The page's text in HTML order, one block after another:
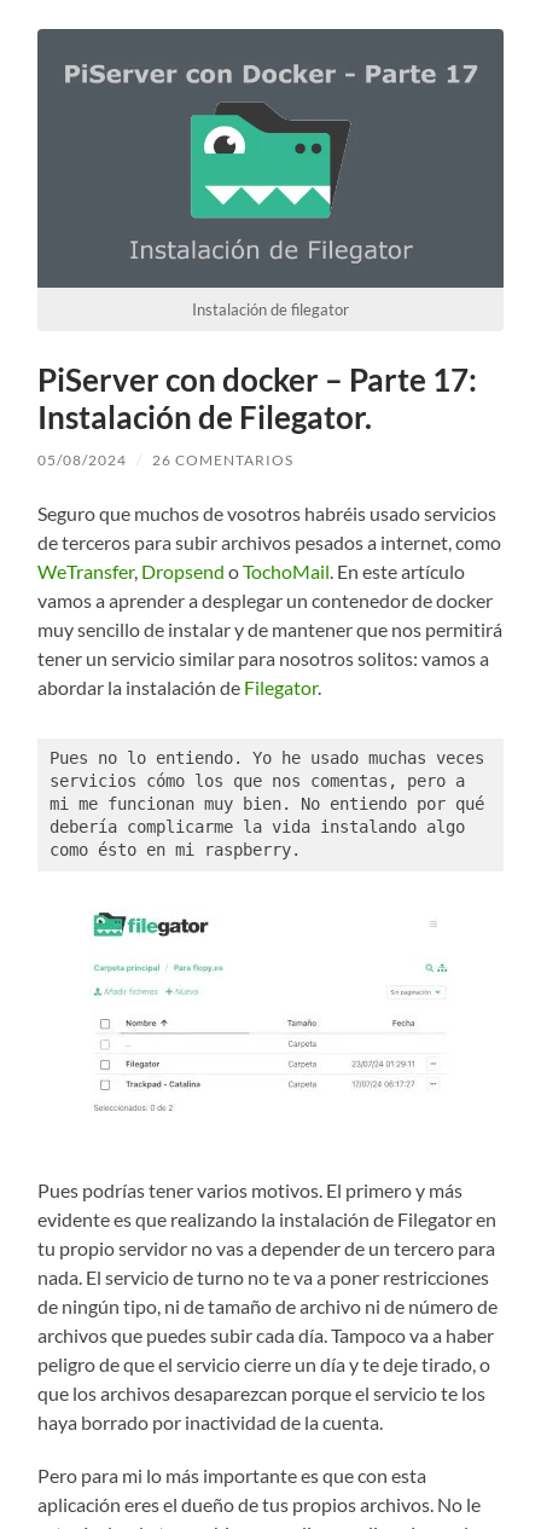
Instalación de filegator
PiServer con docker – Parte 17:
Instalación de Filegator.
05/08/2024 / 26 COMENTARIOS
Seguro que muchos de vosotros habréis usado servicios
de terceros para subir archivos pesados a internet, como
WeTransfer, Dropsend oTochoMail . En este artículo
vamos a aprender a desplegar un contenedor de docker
muy sencillo de instalar y de mantener que nos permitirá
tener un servicio similar para nosotros solitos: vamos a
abordar la instalación de Filegator.
Pues no lo entiendo. Yo he usado muchas veces
servicios cómo los que nos comentas, pero a
mi me funcionan muy bien. No entiendo por qué
debería complicarme la vida instalando algo
como ésto en mi raspberry.
Pues podrías tener varios motivos. El primero y más
evidente es que realizando la instalación de Filegator en
tu propio servidor no vas a depender de un tercero para
nada. El servicio de turno no te va a poner restricciones
de ningún tipo, ni de tamaño de archivo ni de número de
archivos que puedes subir cada día. Tampoco va a haber
peligro de que el servicio cierre un día y te deje tirado, o
que los archivos desaparezcan porque el servicio te los
haya borrado por inactividad de la cuenta.
Pero para mi lo más importante es que con esta
aplicación eres el dueño de tus propios archivos. No le